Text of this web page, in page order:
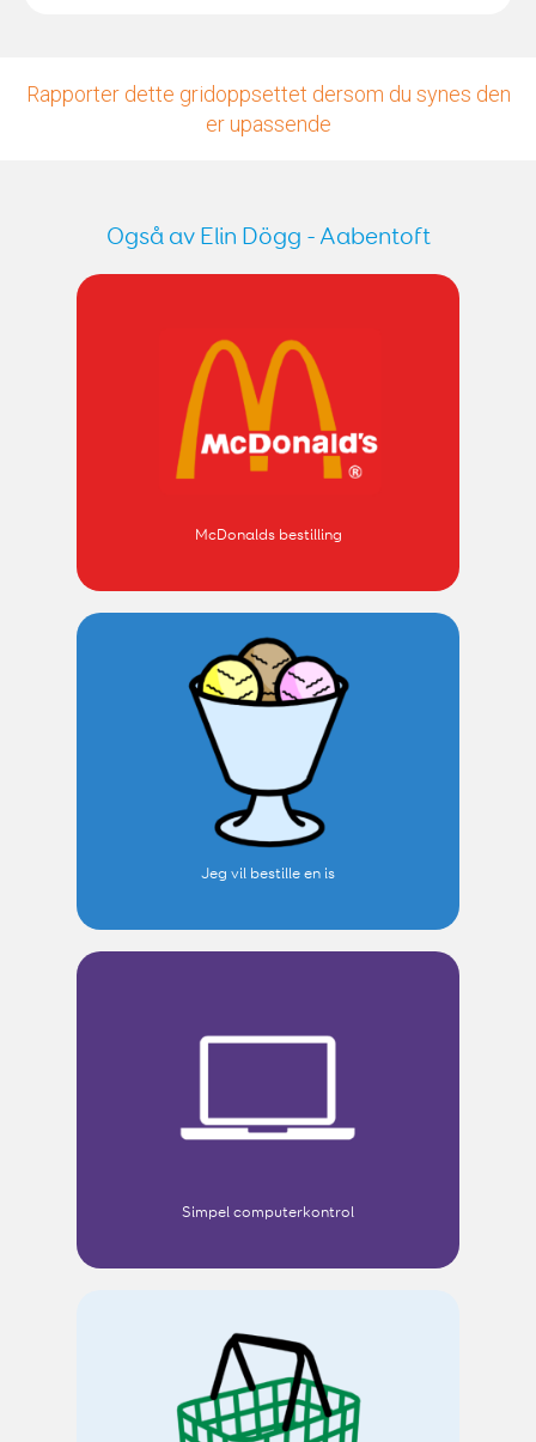
Rapporter dette gridoppsettet dersom du synes den
er upassende
Også av Elin Dögg - Aabentoft
McDonalds bestilling
Jeg vil bestille en is
Simpel computerkontrol